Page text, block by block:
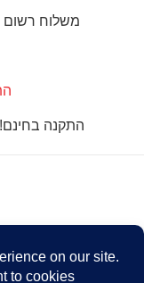
משלוח רשום
התקנה